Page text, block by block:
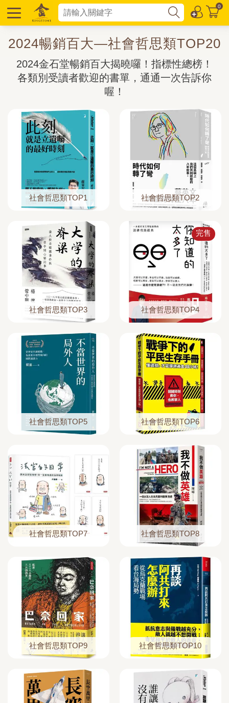
0
2024暢銷百大—社會哲思類TOP20
2024金石堂暢銷百大揭曉囉！指標性總榜！
各類別受讀者歡迎的書單，通通一次告訴你
喔！
社會哲思類TOP1 社會哲思類TOP2
社會哲思類TOP3
完售
社會哲思類TOP4
社會哲思類TOP5 社會哲思類TOP6
社會哲思類TOP7 社會哲思類TOP8
社會哲思類TOP9 社會哲思類TOP10